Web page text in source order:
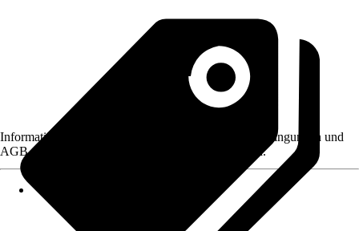
Informationen des Verkäufers, wie z. B. Rückgabebedingungen und
AGB, finden Sie bei Klick auf den Verkäufernamen.